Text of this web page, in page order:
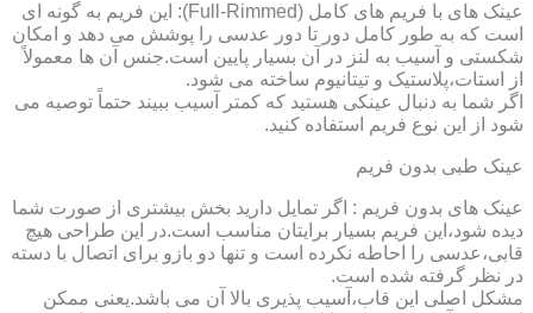
عینک های با فریم های کامل (Full-Rimmed): این فریم به گونه ای
است که به طور کامل دور تا دور عدسی را پوشش می دهد و امکان
شکستی و آسیب به لنز در آن بسیار پایین است.جنس آن ها معمولاً
از استات،پلاستیک و تیتانیوم ساخته می شود.
اگر شما به دنبال عینکی هستید که کمتر آسیب ببیند حتماً توصیه می
شود از این نوع فریم استفاده کنید.
عینک طبی بدون فریم
عینک های بدون فریم : اگر تمایل دارید بخش بیشتری از صورت شما
دیده شود،این فریم بسیار برایتان مناسب است.در این طراحی هیچ
قابی،عدسی را احاطه نکرده است و تنها دو بازو برای اتصال با دسته
در نظر گرفته شده است.
مشکل اصلی این قاب،آسیب پذیری بالا آن می باشد.یعنی ممکن